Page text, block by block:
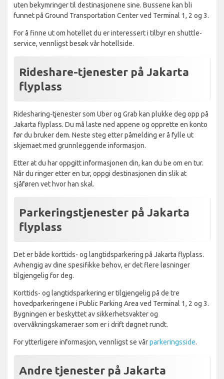
uten bekymringer til destinasjonene sine. Bussene kan bli
funnet på Ground Transportation Center ved Terminal 1, 2 og 3.
For å finne ut om hotellet du er interessert i tilbyr en shuttle-
service, vennligst besøk vår hotellside.
Rideshare-tjenester på Jakarta
flyplass
Ridesharing-tjenester som Uber og Grab kan plukke deg opp på
Jakarta flyplass. Du må laste ned appene og opprette en konto
før du bruker dem. Neste steg etter påmelding er å fylle ut
skjemaet med grunnleggende informasjon.
Etter at du har oppgitt informasjonen din, kan du be om en tur.
Når du ringer etter en tur, oppgi destinasjonen din slik at
sjåføren vet hvor han skal.
Parkeringstjenester på Jakarta
flyplass
Det er både korttids- og langtidsparkering på Jakarta flyplass.
Avhengig av dine spesifikke behov, er det flere løsninger
tilgjengelig for deg.
Korttids- og langtidsparkering er tilgjengelig på de tre
hovedparkeringene i Public Parking Area ved Terminal 1, 2 og 3.
Bygningen er beskyttet av sikkerhetsvakter og
overvåkningskameraer som er i drift døgnet rundt.
For ytterligere informasjon, vennligst se vårparkeringsside.
Andre tjenester på Jakarta